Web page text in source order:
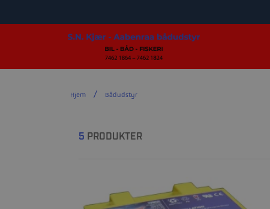
Hjem Bådudstyr
5 PRODUKTER